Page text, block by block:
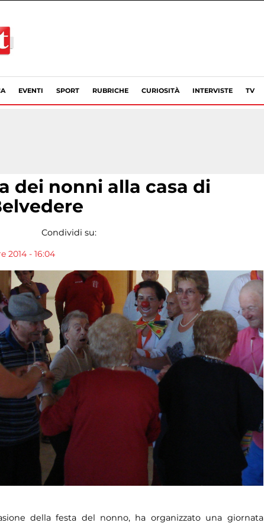
EVENTI SPORT RUBRICHE CURIOSITÀ INTERVISTE TV
dei nonni alla casa di
Condividi su:
2014 - 16:04
della festa del nonno, ha organizzato una giornata